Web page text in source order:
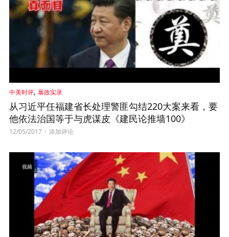
中美时评, 暴政实录
从习近平任福建省长处理警匪勾结220大案来看，要
他依法治国等于与虎谋皮《建民论推墙100》
12/05/2017 添加评论
视频